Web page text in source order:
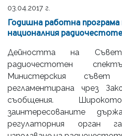
03.04.2017 г.
Годишна работна
националния
Дейността на
радиочестотен
Министерския
регламентирана чрез
съобщения.
заинтересованите
регулаторния орган